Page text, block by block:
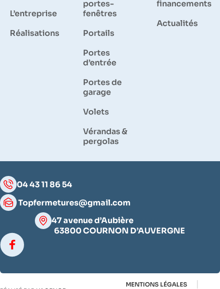
L’entreprise
Réalisations
portes-
fenêtres
Portails
Portes
d’entrée
Portes de
garage
Volets
Vérandas &
pergolas
financements
Actualités
04 43 11 86 54
Topfermetures@gmail.com
47 avenue d’Aubière
63800 COURNON D’AUVERGNE
MENTIONS LÉGALES